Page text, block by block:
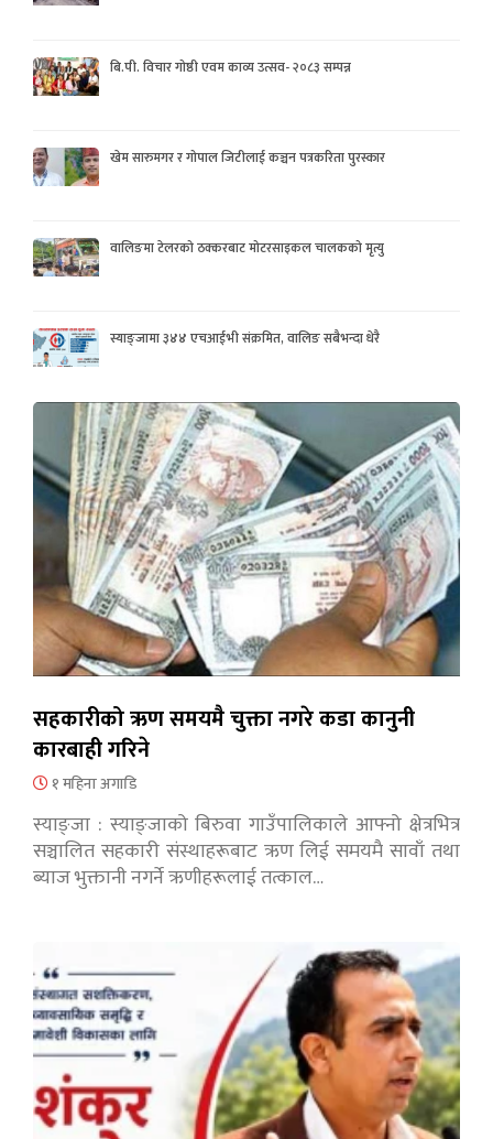
बि.पी. विचार गोष्ठी एवम काव्य उत्सव- २०८३ सम्पन्न
खेम सारुमगर र गोपाल जिटीलाई कञ्चन पत्रकरिता पुरस्कार
वालिङमा टेलरको ठक्करबाट मोटरसाइकल चालकको मृत्यु
स्याङ्जामा ३४४ एचआईभी संक्रमित, वालिङ सबैभन्दा धेरै
सहकारीको ऋण समयमै चुक्ता नगरे कडा कानुनी
कारबाही गरिने
१ महिना अगाडि
स्याङ्जा : स्याङ्जाको बिरुवा गाउँपालिकाले आफ्नो क्षेत्रभित्र
सञ्चालित सहकारी संस्थाहरूबाट ऋण लिई समयमै सावाँ तथा
ब्याज भुक्तानी नगर्ने ऋणीहरूलाई तत्काल…